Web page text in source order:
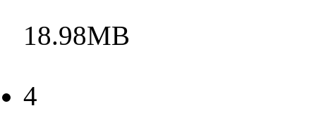
18.98MB
4